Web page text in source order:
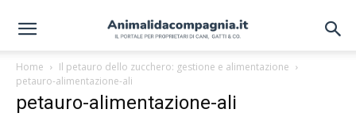
Home
Il petauro dello zucchero: gestione e alimentazione
petauro-alimentazione-ali
petauro-alimentazione-ali